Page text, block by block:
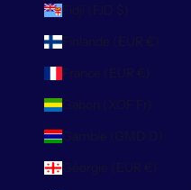
Fidji (FJD $)
Finlande (EUR €)
France (EUR €)
Gabon (XOF Fr)
Gambie (GMD D)
Géorgie (EUR €)